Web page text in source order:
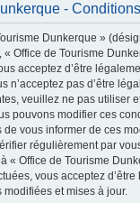
-
Dunkerque »
Office de Tourisme
acceptez d’être
n’acceptez pas d’être
veuillez ne pas utiliser
pouvons modifier ces
vous informer de ces
régulièrement par
« Office de Tourisme
vous acceptez d’être
et mises à jour.